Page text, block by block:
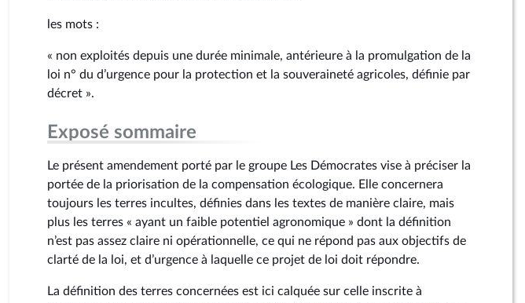
13 mai 2026
15 mai 2026
13 mai 2026
Date de dépôt
les mots :
« non exploités depuis une durée minimale, antérieure à la promulgation de la
loi n° du d’urgence pour la protection et la souveraineté agricoles, définie par
décret ».
Exposé sommaire
Le présent amendement porté par le groupe Les Démocrates vise à préciser la
portée de la priorisation de la compensation écologique. Elle concernera
toujours les terres incultes, définies dans les textes de manière claire, mais
plus les terres « ayant un faible potentiel agronomique » dont la définition
n’est pas assez claire ni opérationnelle, ce qui ne répond pas aux objectifs de
clarté de la loi, et d’urgence à laquelle ce projet de loi doit répondre.
La définition des terres concernées est ici calquée sur celle inscrite à